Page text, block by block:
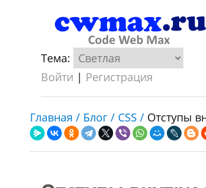
Тема:
Войти | Регистрация
Главная / Блог / CSS / Отступы